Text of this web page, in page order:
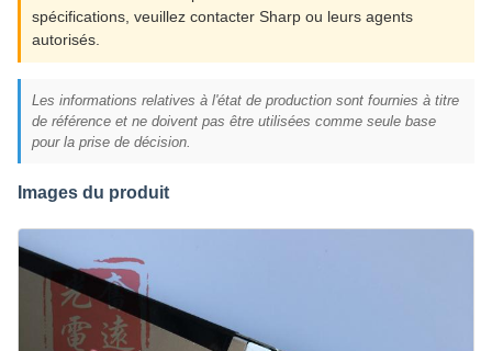
spécifications, veuillez contacter Sharp ou leurs agents
autorisés.
Les informations relatives à l'état de production sont fournies à titre
de référence et ne doivent pas être utilisées comme seule base
pour la prise de décision.
Images du produit